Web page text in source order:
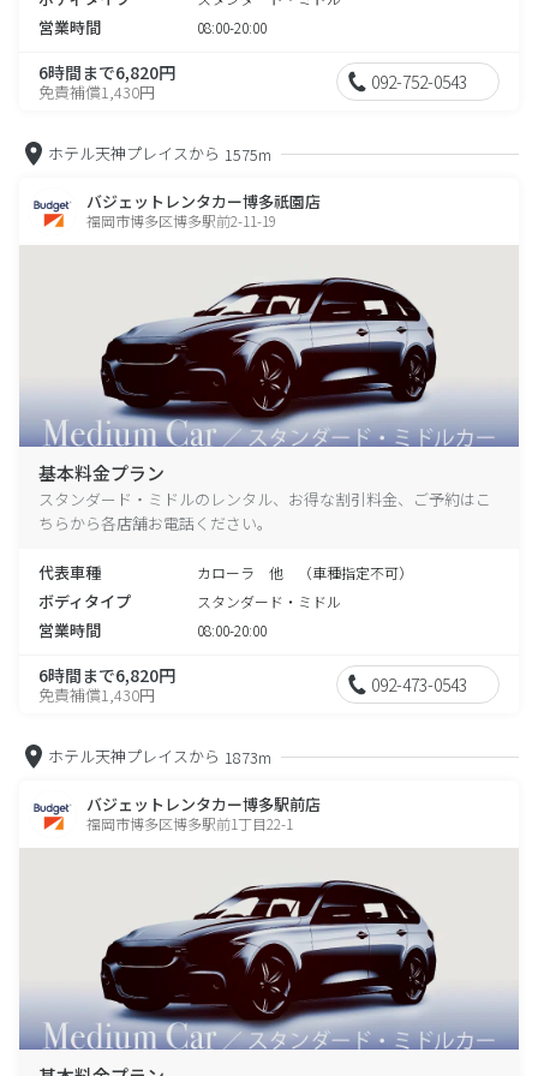
営業時間 08:00-20:00
6時間まで6,820円
免責補償1,430円 092-752-0543
ホテル天神プレイスから 1575m
バジェットレンタカー博多祇園店
福岡市博多区博多駅前2-11-19
基本料金プラン
スタンダード・ミドルのレンタル、お得な割引料金、ご予約はこ
ちらから各店舗お電話ください。
代表車種 カローラ 他 （車種指定不可）
ボディタイプ スタンダード・ミドル
営業時間 08:00-20:00
6時間まで6,820円
免責補償1,430円 092-473-0543
ホテル天神プレイスから 1873m
バジェットレンタカー博多駅前店
福岡市博多区博多駅前1丁目22-1